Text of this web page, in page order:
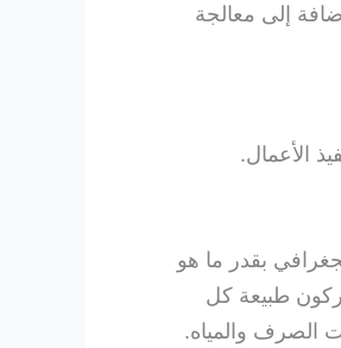
إلى معالجة
الأعمال.
بقدر ما هو
طبيعة كل
الصرف والمياه.